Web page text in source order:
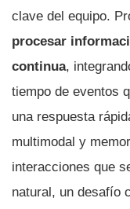
clave del equipo.
procesar
continua,
tiempo de eventos
una respuesta
multimodal y
interacciones que
natural, un desafío